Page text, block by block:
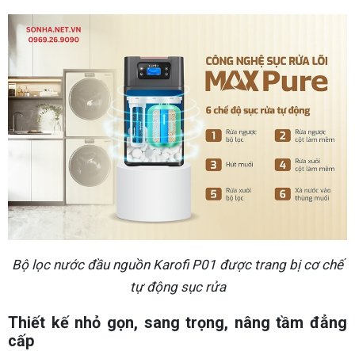
Bộ lọc nước đầu nguồn Karofi P01 được trang bị cơ chế
tự động sục rửa
Thiết kế nhỏ gọn, sang trọng, nâng tầm đẳng
cấp